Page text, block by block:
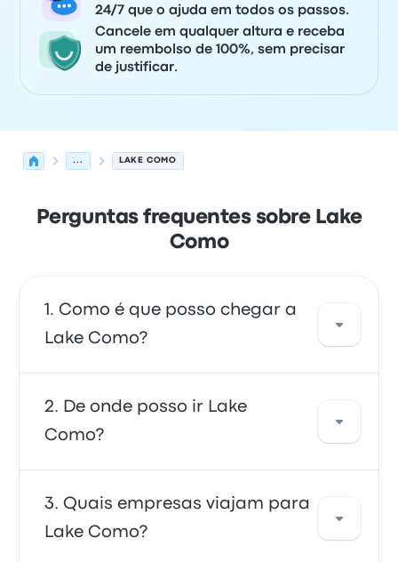
24/7 que o ajuda em todos os passos.
Cancele em qualquer altura e receba
um reembolso de 100%, sem precisar
de justificar.
... LAKE COMO
Perguntas frequentes sobre Lake
Como
Como é que posso chegar a
Lake Como?
Pode apanhar o autocarro ou o comboio,
que fornece acesso direto ao seu destino. Em
alternativa, também pode apanhar um táxi
ou usar um serviço de partilha de viagens.
De onde posso ir Lake
Como?
De Lake Como, pode viajar para uma
variedade de destinos. Algumas opções
populares incluem Catholic University of the
Quais empresas viajam para
Lake Como?